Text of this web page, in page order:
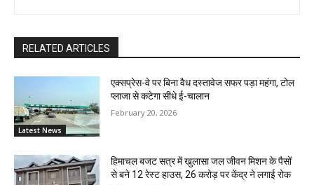
RELATED ARTICLES
Latest News
एक्सप्रेस-वे पर बिना वैध दस्तावेज सफर पड़ा महंगा, टोल
प्लाजा से कटेगा सीधे ई-चालान
February 20, 2026
हिमाचल बजट सत्र में खुलासा जल जीवन मिशन के पैसों
से बने 12 रेस्ट हाउस, 26 करोड़ पर केंद्र ने लगाई रोक